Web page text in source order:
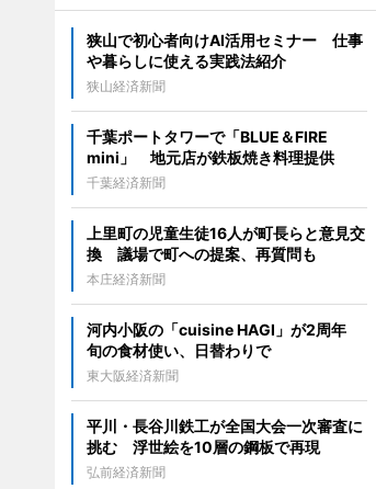
狭山で初心者向けAI活用セミナー 仕事
や暮らしに使える実践法紹介
狭山経済新聞
千葉ポートタワーで「BLUE＆FIRE
mini」 地元店が鉄板焼き料理提供
千葉経済新聞
上里町の児童生徒16人が町長らと意見交
換 議場で町への提案、再質問も
本庄経済新聞
河内小阪の「cuisine HAGI」が2周年
旬の食材使い、日替わりで
東大阪経済新聞
平川・長谷川鉄工が全国大会一次審査に
挑む 浮世絵を10層の鋼板で再現
弘前経済新聞